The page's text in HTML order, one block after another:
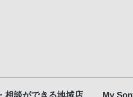
相談ができる地域店 My